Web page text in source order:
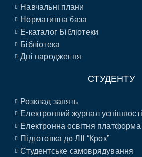
Навчальні плани
Нормативна база
E-каталог Бібліотеки
Бібліотека
Дні народження
СТУДЕНТУ
Розклад занять
Електронний журнал успішності
Електронна освітня платформа
Підготовка до ЛІІ “Крок”
Студентське самоврядування